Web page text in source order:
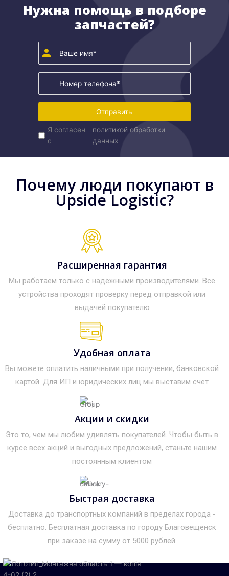
Нужна помощь в подборе
запчастей?
Отправить
Я согласен
с
политикой обработки
данных
Почему люди покупают в
Upside Logistic?
Расширенная гарантия
Мы работаем только с надёжными производителями. Все
устройства проходят проверку перед отправкой или
выдачей покупателю
Удобная оплата
Вы можете оплатить наличными при получении, банковской
картой. Для ИП и юридических лиц мы выставим счет
Акции и скидки
Это то, чем мы любим удивлять покупателей. Чтобы быть в
курсе всех акций и выгодных предложений, станьте нашим
постоянным клиентом
Быстрая доставка
Доставка до транспортных компаний в пределах города -
бесплатно. Бесплатная доставка по городу Благовещенск
при заказе на сумму от 5000 рублей.